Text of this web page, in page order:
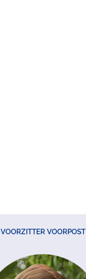
VOORZITTER VOORPOST